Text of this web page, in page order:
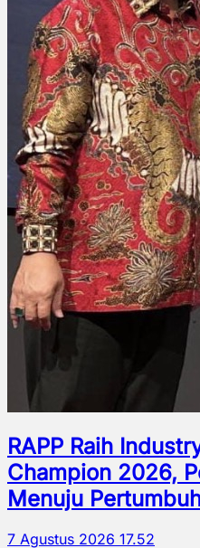
RAPP Raih
Champion 2026,
Menuju
7 Agustus 2026 17.52